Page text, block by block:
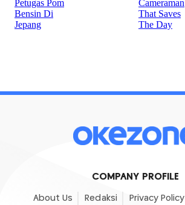
COMPANY PROFILE
About Us Redaksi Privacy Policy